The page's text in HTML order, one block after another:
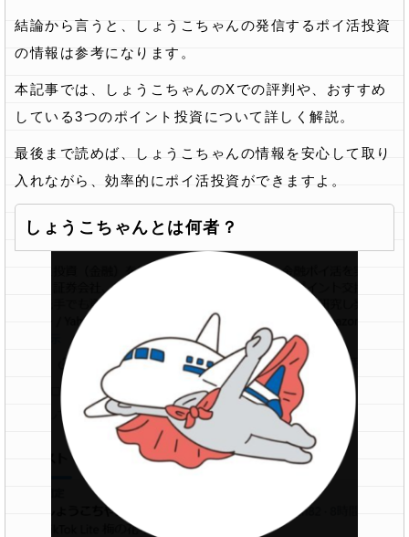
結論から言うと、しょうこちゃんの発信するポイ活投資
の情報は参考になります。
本記事では、しょうこちゃんのXでの評判や、おすすめ
している3つのポイント投資について詳しく解説。
最後まで読めば、しょうこちゃんの情報を安心して取り
入れながら、効率的にポイ活投資ができますよ。
しょうこちゃんとは何者？